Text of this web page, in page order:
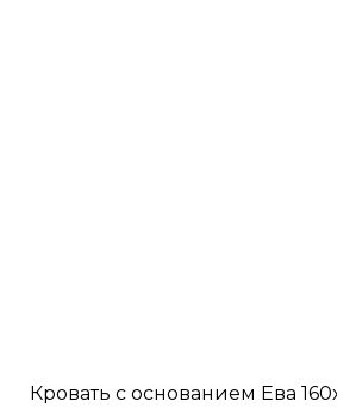
Кровать с основанием Ева